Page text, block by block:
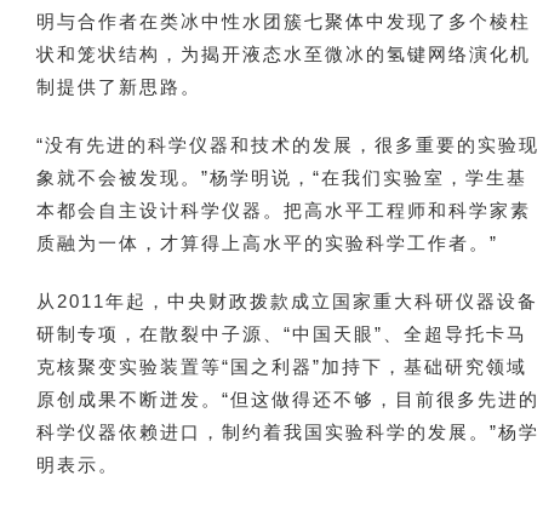
明与合作者在类冰中性水团簇七聚体中发现了多个棱柱
状和笼状结构，为揭开液态水至微冰的氢键网络演化机
制提供了新思路。
“没有先进的科学仪器和技术的发展，很多重要的实验现
象就不会被发现。”杨学明说，“在我们实验室，学生基
本都会自主设计科学仪器。把高水平工程师和科学家素
质融为一体，才算得上高水平的实验科学工作者。”
从2011年起，中央财政拨款成立国家重大科研仪器设备
研制专项，在散裂中子源、“中国天眼”、全超导托卡马
克核聚变实验装置等“国之利器”加持下，基础研究领域
原创成果不断迸发。“但这做得还不够，目前很多先进的
科学仪器依赖进口，制约着我国实验科学的发展。”杨学
明表示。